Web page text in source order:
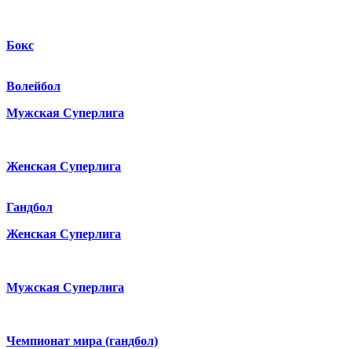
Бокс
Волейбол
Мужская Суперлига
Женская Суперлига
Гандбол
Женская Суперлига
Мужская Суперлига
Чемпионат мира (гандбол)